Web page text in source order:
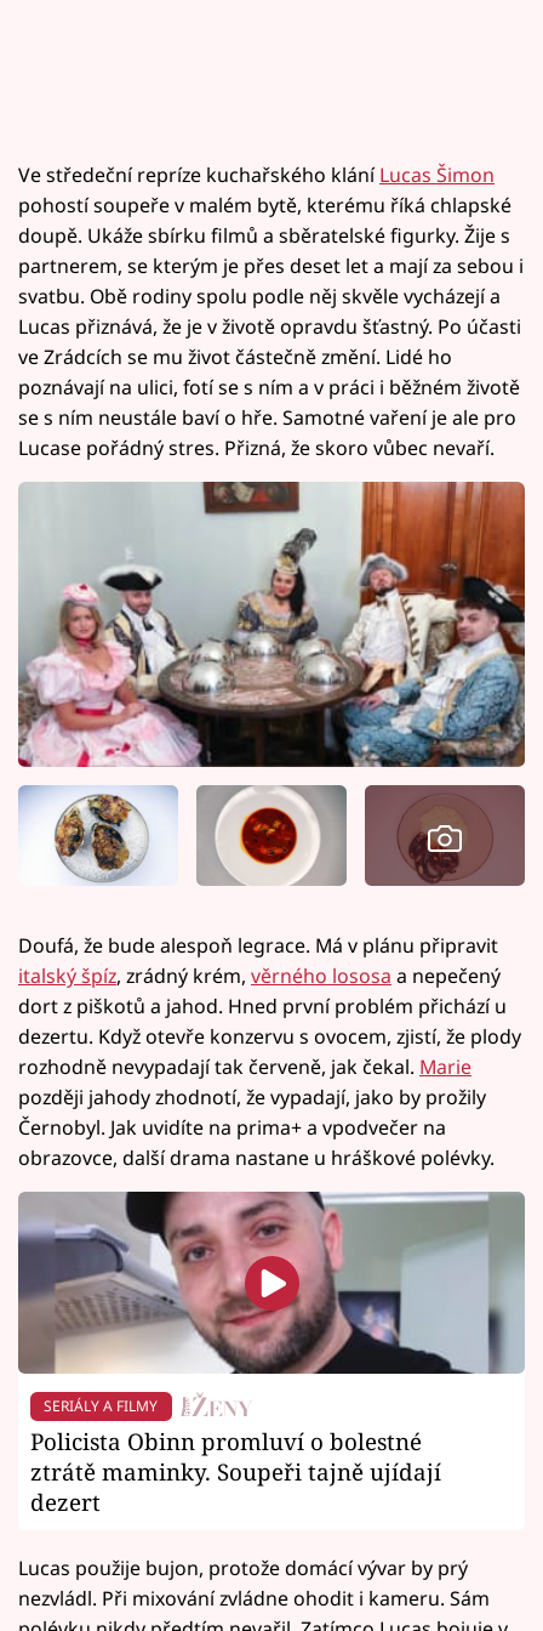
Ve středeční repríze kuchařského kláníLucas Šimon
pohostí soupeře v malém bytě, kterému říká chlapské
doupě. Ukáže sbírku filmů a sběratelské figurky. Žije s
partnerem, se kterým je přes deset let a mají za sebou i
svatbu. Obě rodiny spolu podle něj skvěle vycházejí a
Lucas přiznává, že je v životě opravdu šťastný. Po účasti
ve Zrádcích se mu život částečně změní. Lidé ho
poznávají na ulici, fotí se s ním a v práci i běžném životě
se s ním neustále baví o hře. Samotné vaření je ale pro
Lucase pořádný stres. Přizná, že skoro vůbec nevaří.
Doufá, že bude alespoň legrace. Má v plánu připravit
italský špíz, zrádný krém, věrného lososa a nepečený
dort z piškotů a jahod. Hned první problém přichází u
dezertu. Když otevře konzervu s ovocem, zjistí, že plody
rozhodně nevypadají tak červeně, jak čekal. Marie
později jahody zhodnotí, že vypadají, jako by prožily
Černobyl. Jak uvidíte na prima+ a vpodvečer na
obrazovce, další drama nastane u hráškové polévky.
SERIÁLY A FILMY
Policista Obinn promluví o bolestné
ztrátě maminky. Soupeři tajně ujídají
dezert
Lucas použije bujon, protože domácí vývar by prý
nezvládl. Při mixování zvládne ohodit i kameru. Sám